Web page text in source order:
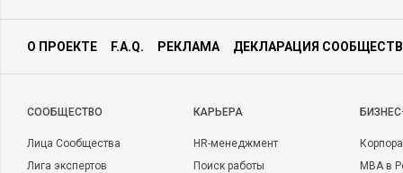
О ПРОЕКТЕ F.A.Q. РЕКЛАМА ДЕКЛАРАЦИЯ
CООБЩЕСТВО
Лица Сообщества
Лига экспертов
КАРЬЕРА
HR-менеджмент
Поиск работы
MBA в